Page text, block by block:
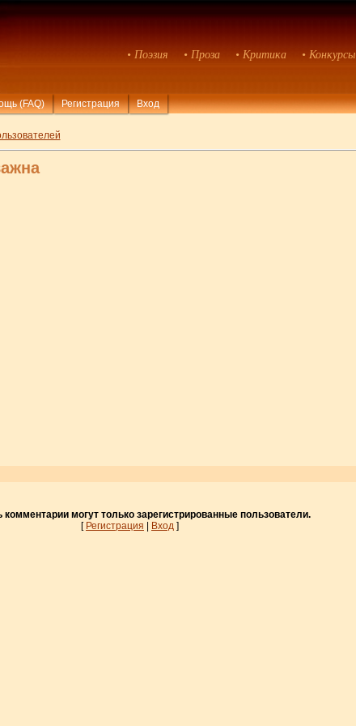
• Поэзия • Проза • Критика • Конкурсы
(FAQ) Регистрация Вход
комментарии могут только зарегистрированные пользователи.
[ Регистрация | Вход ]